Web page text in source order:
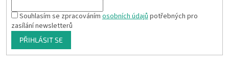
Souhlasím se zpracovánímosobních údajůpotřebných pro
zasílání newsletterů
PŘIHLÁSIT SE